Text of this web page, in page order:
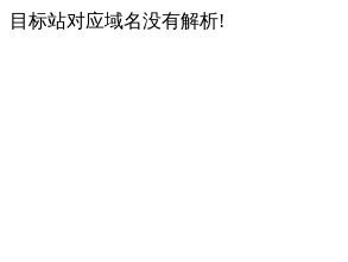
目标站对应域名没有解析!